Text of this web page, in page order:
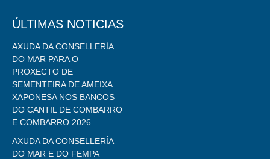
ÚLTIMAS NOTICIAS
AXUDA DA CONSELLERÍA
DO MAR PARA O
PROXECTO DE
SEMENTEIRA DE AMEIXA
XAPONESA NOS BANCOS
DO CANTIL DE COMBARRO
E COMBARRO 2026
AXUDA DA CONSELLERÍA
DO MAR E DO FEMPA